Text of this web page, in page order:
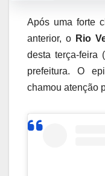
Após uma forte
anterior, o Rio
desta terça-feira
prefeitura. O
chamou atenção